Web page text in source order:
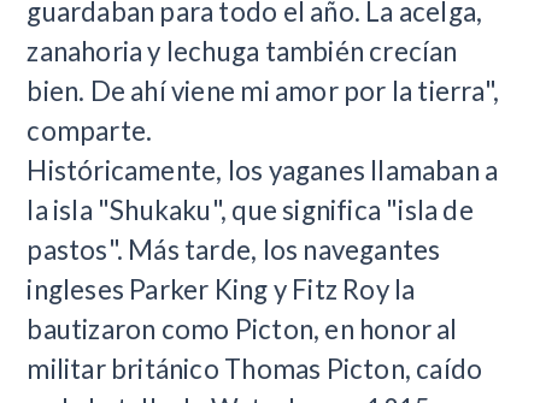
guardaban para todo el año. La acelga,
zanahoria y lechuga también crecían
bien. De ahí viene mi amor por la tierra",
comparte.
Históricamente, los yaganes llamaban a
la isla "Shukaku", que significa "isla de
pastos". Más tarde, los navegantes
ingleses Parker King y Fitz Roy la
bautizaron como Picton, en honor al
militar británico Thomas Picton, caído